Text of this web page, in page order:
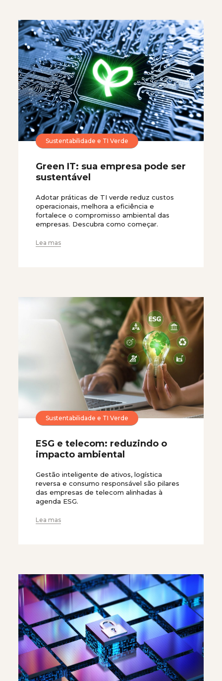
Sustentabilidade e TI Verde
Green IT: sua empresa pode ser
sustentável
Adotar práticas de TI verde reduz custos
operacionais, melhora a eficiência e
fortalece o compromisso ambiental das
empresas. Descubra como começar.
Lea mas
Sustentabilidade e TI Verde
ESG e telecom: reduzindo o
impacto ambiental
Gestão inteligente de ativos, logística
reversa e consumo responsável são pilares
das empresas de telecom alinhadas à
agenda ESG.
Lea mas